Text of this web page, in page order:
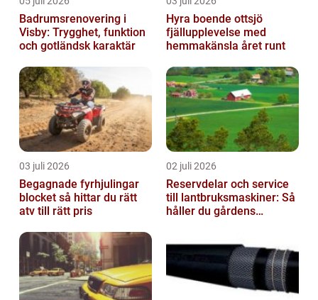
Badrumsrenovering i
Visby: Trygghet, funktion
och gotländsk karaktär
Hyra boende ottsjö
fjällupplevelse med
hemmakänsla året runt
03 juli 2026
Begagnade fyrhjulingar
blocket så hittar du rätt
atv till rätt pris
02 juli 2026
Reservdelar och service
till lantbruksmaskiner: Så
håller du gårdens